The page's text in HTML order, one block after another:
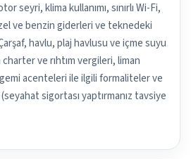
seyri, klima kullanımı, sınırlı Wi-Fi,
ve benzin giderleri ve teknedeki
havlu, plaj havlusu ve içme suyu
ve rıhtım vergileri, liman
acenteleri ile ilgili formaliteler ve
sigortası yaptırmanız tavsiye